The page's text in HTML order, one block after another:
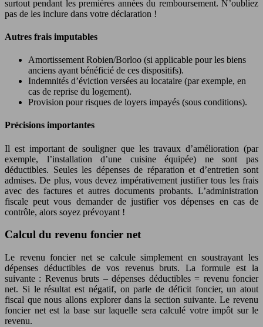
surtout pendant les premières années du remboursement. N’oubliez
pas de les inclure dans votre déclaration !
Autres frais imputables
Amortissement Robien/Borloo (si applicable pour les biens
anciens ayant bénéficié de ces dispositifs).
Indemnités d’éviction versées au locataire (par exemple, en
cas de reprise du logement).
Provision pour risques de loyers impayés (sous conditions).
Précisions importantes
Il est important de souligner que les travaux d’amélioration (par
exemple, l’installation d’une cuisine équipée) ne sont pas
déductibles. Seules les dépenses de réparation et d’entretien sont
admises. De plus, vous devez impérativement justifier tous les frais
avec des factures et autres documents probants. L’administration
fiscale peut vous demander de justifier vos dépenses en cas de
contrôle, alors soyez prévoyant !
Calcul du revenu foncier net
Le revenu foncier net se calcule simplement en soustrayant les
dépenses déductibles de vos revenus bruts. La formule est la
suivante : Revenus bruts – dépenses déductibles = revenu foncier
net. Si le résultat est négatif, on parle de déficit foncier, un atout
fiscal que nous allons explorer dans la section suivante. Le revenu
foncier net est la base sur laquelle sera calculé votre impôt sur le
revenu.